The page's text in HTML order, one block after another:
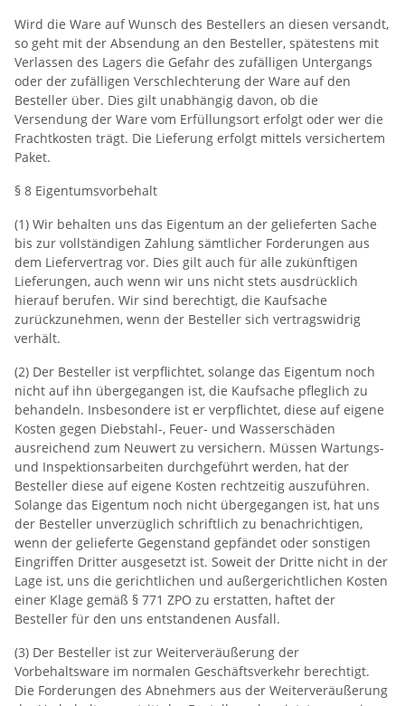
Wird die Ware auf Wunsch des Bestellers an diesen versandt,
so geht mit der Absendung an den Besteller, spätestens mit
Verlassen des Lagers die Gefahr des zufälligen Untergangs
oder der zufälligen Verschlechterung der Ware auf den
Besteller über. Dies gilt unabhängig davon, ob die
Versendung der Ware vom Erfüllungsort erfolgt oder wer die
Frachtkosten trägt. Die Lieferung erfolgt mittels versichertem
Paket.
§ 8 Eigentumsvorbehalt
(1) Wir behalten uns das Eigentum an der gelieferten Sache
bis zur vollständigen Zahlung sämtlicher Forderungen aus
dem Liefervertrag vor. Dies gilt auch für alle zukünftigen
Lieferungen, auch wenn wir uns nicht stets ausdrücklich
hierauf berufen. Wir sind berechtigt, die Kaufsache
zurückzunehmen, wenn der Besteller sich vertragswidrig
verhält.
(2) Der Besteller ist verpflichtet, solange das Eigentum noch
nicht auf ihn übergegangen ist, die Kaufsache pfleglich zu
behandeln. Insbesondere ist er verpflichtet, diese auf eigene
Kosten gegen Diebstahl‐, Feuer‐ und Wasserschäden
ausreichend zum Neuwert zu versichern. Müssen Wartungs‐
und Inspektionsarbeiten durchgeführt werden, hat der
Besteller diese auf eigene Kosten rechtzeitig auszuführen.
Solange das Eigentum noch nicht übergegangen ist, hat uns
der Besteller unverzüglich schriftlich zu benachrichtigen,
wenn der gelieferte Gegenstand gepfändet oder sonstigen
Eingriffen Dritter ausgesetzt ist. Soweit der Dritte nicht in der
Lage ist, uns die gerichtlichen und außergerichtlichen Kosten
einer Klage gemäß § 771 ZPO zu erstatten, haftet der
Besteller für den uns entstandenen Ausfall.
(3) Der Besteller ist zur Weiterveräußerung der
Vorbehaltsware im normalen Geschäftsverkehr berechtigt.
Die Forderungen des Abnehmers aus der Weiterveräußerung